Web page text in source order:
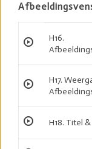
H16.
H17.
H18. Titel